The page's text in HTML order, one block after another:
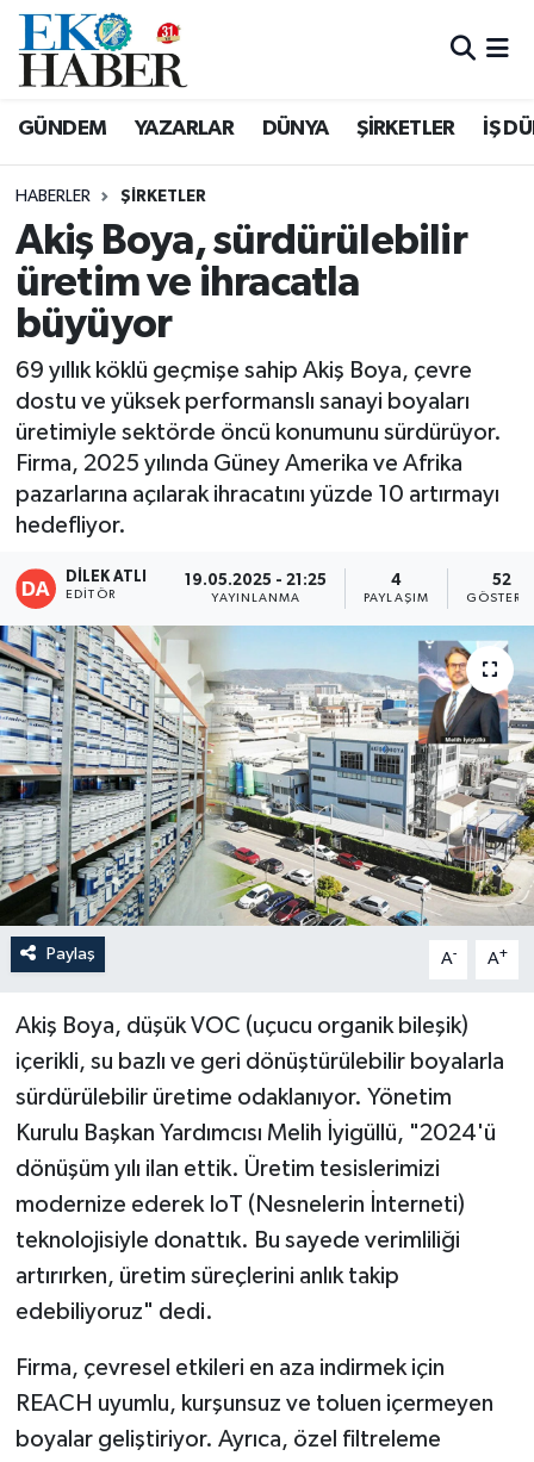
GÜNDEM YAZARLAR DÜNYA ŞİRKETLER İŞ
HABERLER ŞIRKETLER
Akiş Boya, sürdürülebilir
üretim ve ihracatla
büyüyor
69 yıllık köklü geçmişe sahip Akiş Boya, çevre
dostu ve yüksek performanslı sanayi boyaları
üretimiyle sektörde öncü konumunu sürdürüyor.
Firma, 2025 yılında Güney Amerika ve Afrika
pazarlarına açılarak ihracatını yüzde 10 artırmayı
hedefliyor.
DİLEK ATLI
EDITÖR
19.05.2025 - 21:25
YAYINLANMA
4
PAYLAŞIM
52
Paylaş A- A+
Akiş Boya, düşük VOC (uçucu organik bileşik)
içerikli, su bazlı ve geri dönüştürülebilir boyalarla
sürdürülebilir üretime odaklanıyor. Yönetim
Kurulu Başkan Yardımcısı Melih İyigüllü, "2024'ü
dönüşüm yılı ilan ettik. Üretim tesislerimizi
modernize ederek IoT (Nesnelerin İnterneti)
teknolojisiyle donattık. Bu sayede verimliliği
artırırken, üretim süreçlerini anlık takip
edebiliyoruz" dedi.
Firma, çevresel etkileri en aza indirmek için
REACH uyumlu, kurşunsuz ve toluen içermeyen
boyalar geliştiriyor. Ayrıca, özel filtreleme
Hava Durumu
Tüm Manşetler
Son Dakika Haberleri
Haber Arşivi